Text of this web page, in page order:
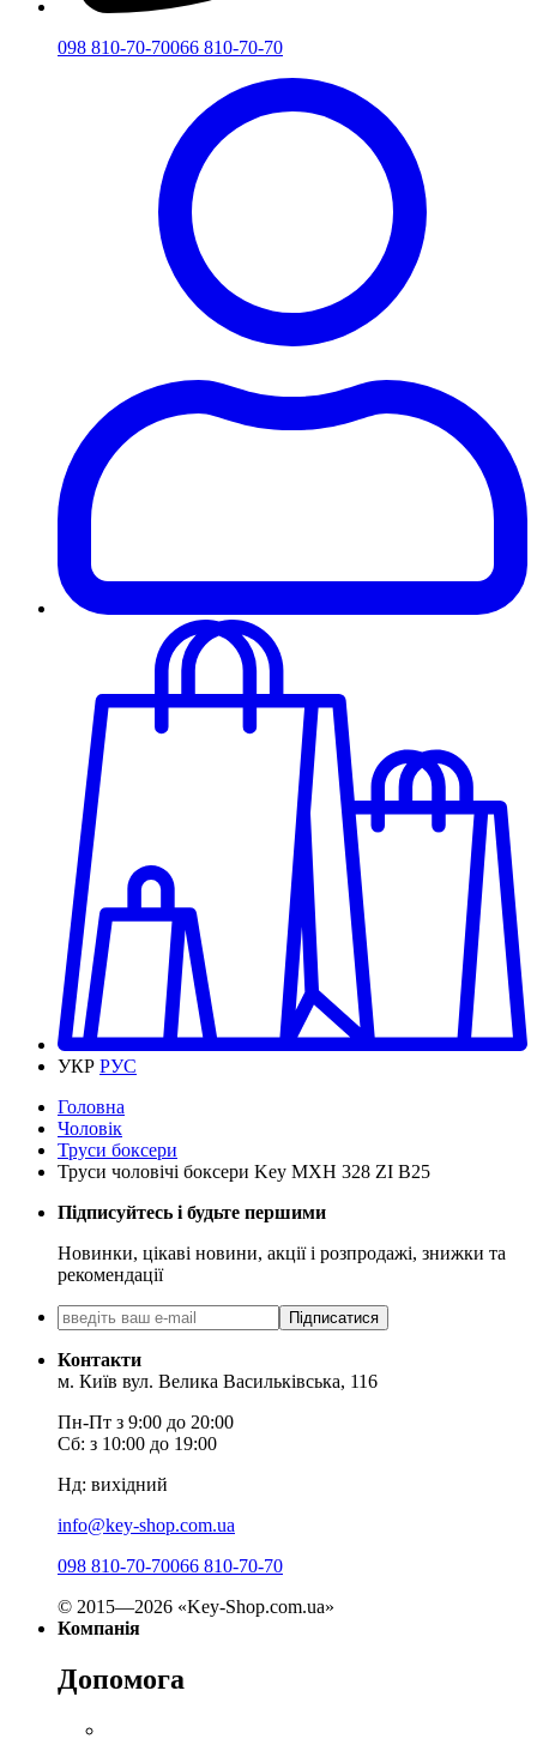
098 810-70-70066 810-70-70
УКР РУС
Головна
Чоловік
Труси боксери
Труси чоловічі боксери Key MXH 328 ZI B25
Підписуйтесь і будьте першими
Новинки, цікаві новини, акції і розпродажі, знижки та
рекомендації
Підписатися
Контакти
м. Київ вул. Велика Васильківська, 116
Пн-Пт з 9:00 до 20:00
Сб: з 10:00 до 19:00
Нд: вихідний
info@key-shop.com.ua
098 810-70-70066 810-70-70
© 2015—2026 «Key-Shop.com.ua»
Компанія
Допомога